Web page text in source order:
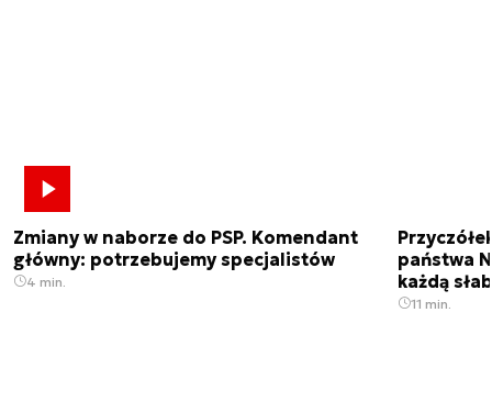
Zmiany w naborze do PSP. Komendant
główny: potrzebujemy specjalistów
4 min.
państwa
każdą
11 min.